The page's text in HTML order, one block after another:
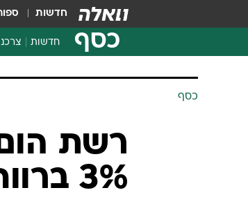
חדשות
כסף חדשות
כסף
רשת
3%